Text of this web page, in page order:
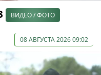
ВИДЕО / ФОТО
08 АВГУСТА 2026 09:02